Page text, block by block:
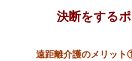
決断をする
遠距離介護のメリッ